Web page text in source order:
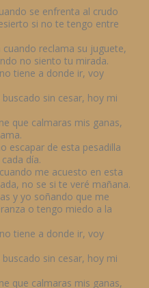
se enfrenta al crudo
si no te tengo entre
reclama su juguete,
no siento tu mirada.
tiene a donde ir, voy
sin cesar, hoy mi
que calmaras mis ganas,
escapar de esta pesadilla
día.
me acuesto en esta
no se si te veré mañana.
y yo soñando que me
o tengo miedo a la
tiene a donde ir, voy
sin cesar, hoy mi
que calmaras mis ganas,